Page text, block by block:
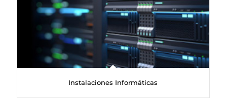
Instalaciones Informáticas